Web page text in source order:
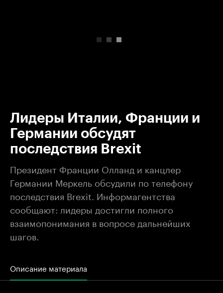
Лидеры Италии, Франции и
Германии обсудят
последствия Brexit
Президент Франции Олланд и канцлер
Германии Меркель обсудили по телефону
последствия Brexit. Информагентства
сообщают: лидеры достигли полного
взаимопонимания в вопросе дальнейших
шагов.
Описание материала